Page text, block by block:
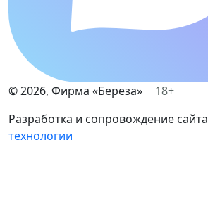
©2026, Фирма «Береза»
18+
Разработка и сопровождение сайта
технологии